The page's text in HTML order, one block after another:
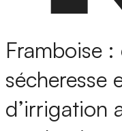
Framboise :
sécheresse
d’irrigation